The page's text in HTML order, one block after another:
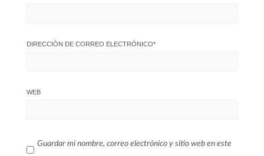
DIRECCIÓN DE CORREO ELECTRÓNICO*
WEB
Guardar mi nombre, correo electrónico y sitio web en este